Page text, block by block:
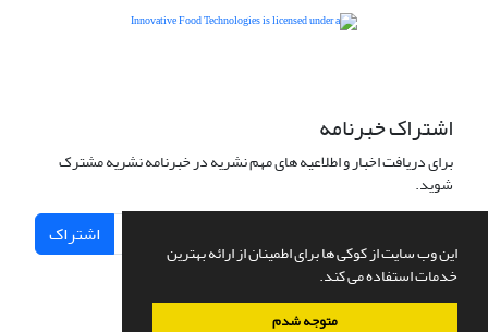
این وب سایت از کوکی ها برای اطمینان از ارائه بهترین
خدمات استفاده می کند.
متوجه شدم
اشتراک خبرنامه
برای دریافت اخبار و اطلاعیه های مهم نشریه در خبرنامه نشریه مشترک
شوید.
اشتراک